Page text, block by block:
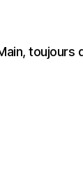
toujours